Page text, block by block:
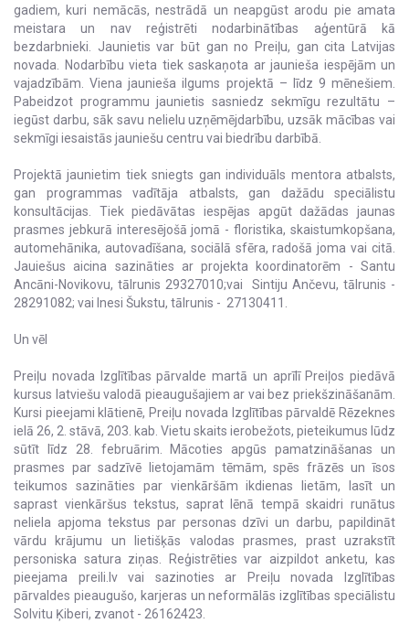
gadiem, kuri nemācās, nestrādā un neapgūst arodu pie amata
meistara un nav reģistrēti nodarbinātības aģentūrā kā
bezdarbnieki. Jaunietis var būt gan no Preiļu, gan cita Latvijas
novada. Nodarbību vieta tiek saskaņota ar jaunieša iespējām un
vajadzībām. Viena jaunieša ilgums projektā – līdz 9 mēnešiem.
Pabeidzot programmu jaunietis sasniedz sekmīgu rezultātu –
iegūst darbu, sāk savu nelielu uzņēmējdarbību, uzsāk mācības vai
sekmīgi iesaistās jauniešu centru vai biedrību darbībā.
Projektā jaunietim tiek sniegts gan individuāls mentora atbalsts,
gan programmas vadītāja atbalsts, gan dažādu speciālistu
konsultācijas. Tiek piedāvātas iespējas apgūt dažādas jaunas
prasmes jebkurā interesējošā jomā - floristika, skaistumkopšana,
automehānika, autovadīšana, sociālā sfēra, radošā joma vai citā.
Jauiešus aicina sazināties ar projekta koordinatorēm - Santu
Ancāni-Novikovu, tālrunis 29327010;vai Sintiju Ančevu, tālrunis -
28291082; vai Inesi Šukstu, tālrunis - 27130411.
Un vēl
Preiļu novada Izglītības pārvalde martā un aprīlī Preiļos piedāvā
kursus latviešu valodā pieaugušajiem ar vai bez priekšzināšanām.
Kursi pieejami klātienē, Preiļu novada Izglītības pārvaldē Rēzeknes
ielā 26, 2. stāvā, 203. kab. Vietu skaits ierobežots, pieteikumus lūdz
sūtīt līdz 28. februārim. Mācoties apgūs pamatzināšanas un
prasmes par sadzīvē lietojamām tēmām, spēs frāzēs un īsos
teikumos sazināties par vienkāršām ikdienas lietām, lasīt un
saprast vienkāršus tekstus, saprat lēnā tempā skaidri runātus
neliela apjoma tekstus par personas dzīvi un darbu, papildināt
vārdu krājumu un lietišķās valodas prasmes, prast uzrakstīt
personiska satura ziņas. Reģistrēties var aizpildot anketu, kas
pieejama preili.lv vai sazinoties ar Preiļu novada Izglītības
pārvaldes pieaugušo, karjeras un neformālās izglītības speciālistu
Solvitu Ķiberi, zvanot - 26162423.